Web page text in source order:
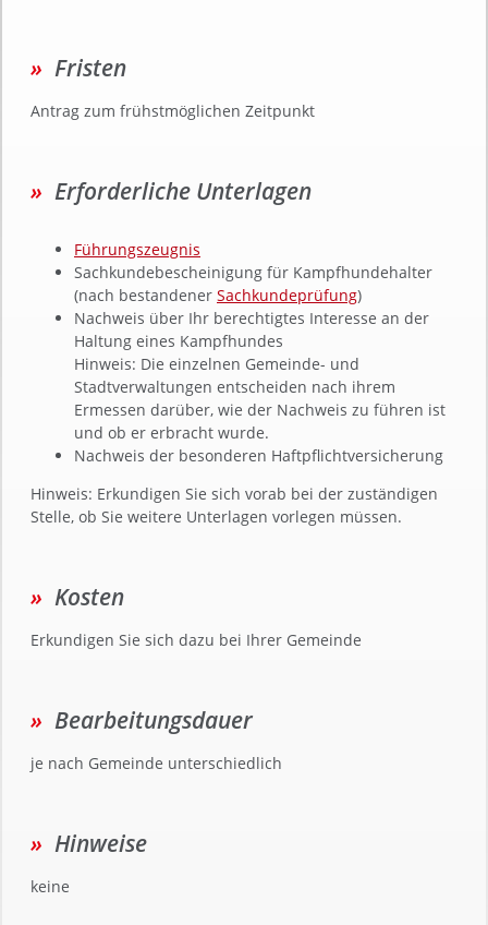
Fristen
Antrag zum frühstmöglichen Zeitpunkt
Erforderliche Unterlagen
Führungszeugnis
Sachkundebescheinigung für Kampfhundehalter
(nach bestandener Sachkundeprüfung)
Nachweis über Ihr berechtigtes Interesse an der
Haltung eines Kampfhundes
Hinweis: Die einzelnen Gemeinde- und
Stadtverwaltungen entscheiden nach ihrem
Ermessen darüber, wie der Nachweis zu führen ist
und ob er erbracht wurde.
Nachweis der besonderen Haftpflichtversicherung
Hinweis: Erkundigen Sie sich vorab bei der zuständigen
Stelle, ob Sie weitere Unterlagen vorlegen müssen.
Kosten
Erkundigen Sie sich dazu bei Ihrer Gemeinde
Bearbeitungsdauer
je nach Gemeinde unterschiedlich
Hinweise
keine